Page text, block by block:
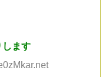
します